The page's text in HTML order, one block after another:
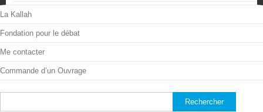
La Kallah
Fondation pour le débat
Me contacter
Commande d’un Ouvrage